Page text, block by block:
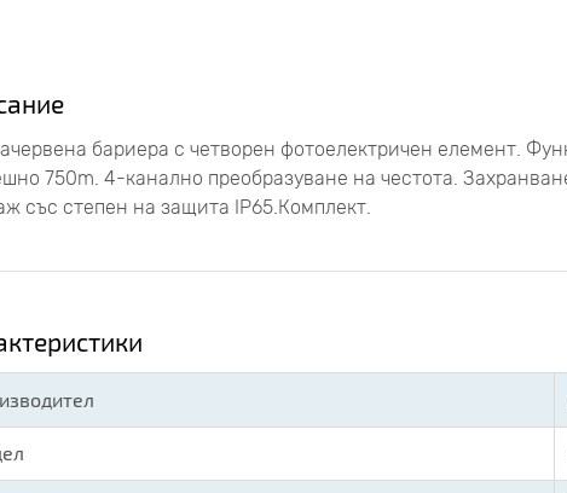
бариера с четворен фотоелектричен елемент.
750m. 4-канално преобразуване на честота.
със степен на защита IP65.Комплект.